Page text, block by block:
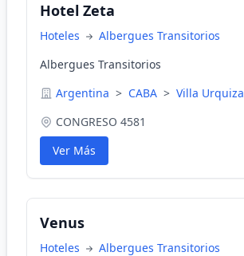
Hotel Zeta
Hoteles
Albergues Transitorios
Albergues Transitorios
Argentina > CABA > Villa Urquiza
CONGRESO 4581
Ver Más
Venus
Hoteles
Albergues Transitorios